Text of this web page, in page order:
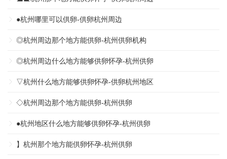
●杭州哪里可以供卵-供卵杭州周边
◎杭州周边那个地方能供卵-杭州供卵机构
◎杭州周边什么地方能够供卵怀孕-杭州供卵
▽杭州什么地方能够供卵怀孕-供卵杭州地区
◇杭州周边那个地方能供卵-杭州供卵
●杭州地区什么地方能够供卵怀孕-杭州供卵
】杭州那个地方能供卵怀孕-杭州供卵